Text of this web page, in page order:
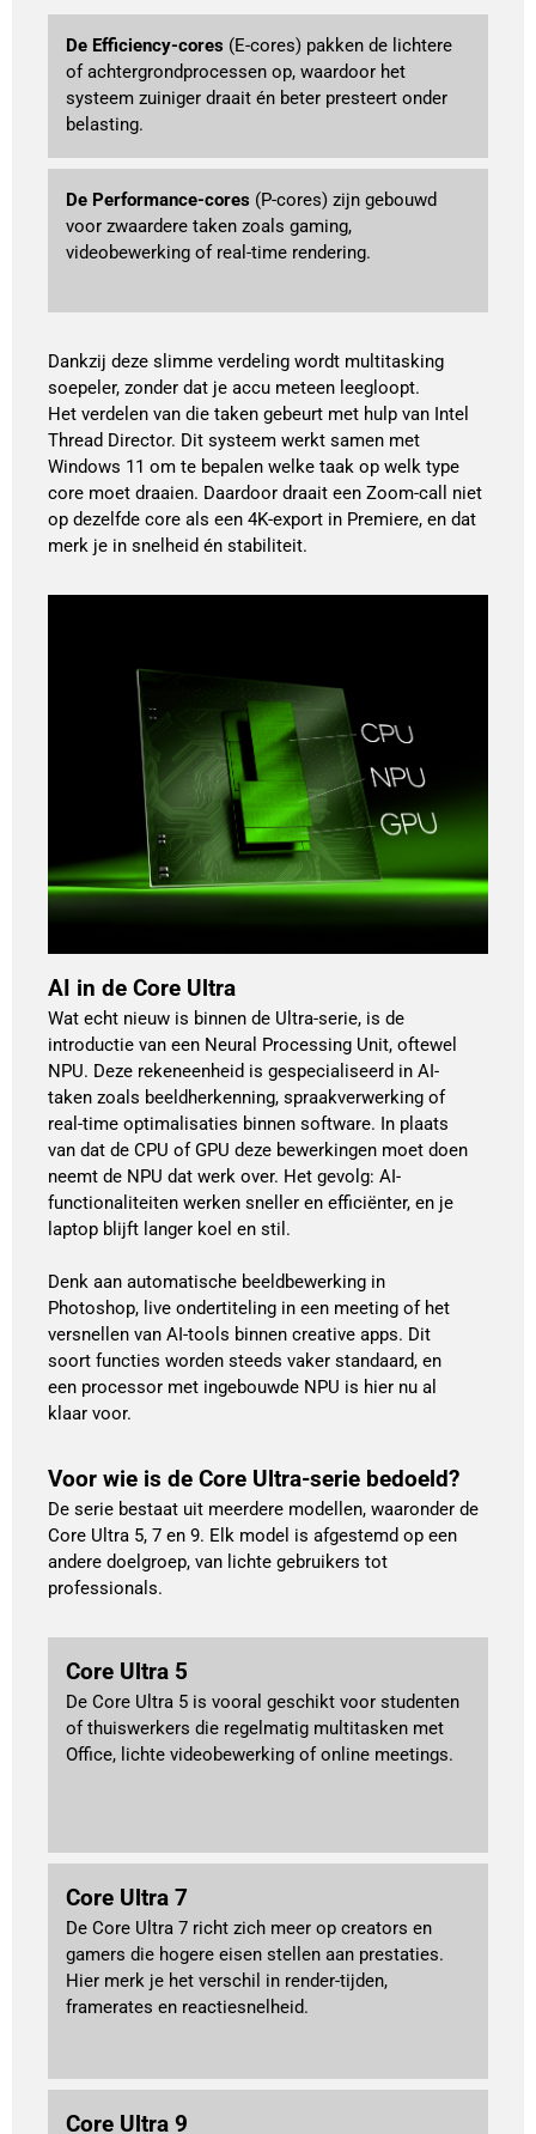
De Performance-cores (P-cores) zijn gebouwd
voor zwaardere taken zoals gaming,
videobewerking of real-time rendering.
De Efficiency-cores (E-cores) pakken de lichtere
of achtergrondprocessen op, waardoor het
systeem zuiniger draait én beter presteert onder
belasting.
Dankzij deze slimme verdeling wordt multitasking
soepeler, zonder dat je accu meteen leegloopt.
Het verdelen van die taken gebeurt met hulp van Intel
Thread Director. Dit systeem werkt samen met
Windows 11 om te bepalen welke taak op welk type
core moet draaien. Daardoor draait een Zoom-call niet
op dezelfde core als een 4K-export in Premiere, en dat
merk je in snelheid én stabiliteit.
AI in de Core Ultra
Wat echt nieuw is binnen de Ultra-serie, is de
introductie van een Neural Processing Unit, oftewel
NPU. Deze rekeneenheid is gespecialiseerd in AI-
taken zoals beeldherkenning, spraakverwerking of
real-time optimalisaties binnen software. In plaats
van dat de CPU of GPU deze bewerkingen moet doen
neemt de NPU dat werk over. Het gevolg: AI-
functionaliteiten werken sneller en efficiënter, en je
laptop blijft langer koel en stil.
Denk aan automatische beeldbewerking in
Photoshop, live ondertiteling in een meeting of het
versnellen van AI-tools binnen creative apps. Dit
soort functies worden steeds vaker standaard, en
een processor met ingebouwde NPU is hier nu al
klaar voor.
Voor wie is de Core Ultra-serie bedoeld?
De serie bestaat uit meerdere modellen, waaronder de
Core Ultra 5, 7 en 9. Elk model is afgestemd op een
andere doelgroep, van lichte gebruikers tot
professionals.
Core Ultra 5
De Core Ultra 5 is vooral geschikt voor studenten
of thuiswerkers die regelmatig multitasken met
Office, lichte videobewerking of online meetings.
Core Ultra 7
De Core Ultra 7 richt zich meer op creators en
gamers die hogere eisen stellen aan prestaties.
Hier merk je het verschil in render-tijden,
framerates en reactiesnelheid.
Core Ultra 9